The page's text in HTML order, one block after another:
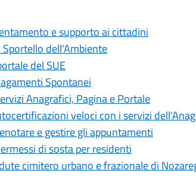
e supporto ai cittadini
dell'Ambiente
del SUE
Spontanei
Anagrafici, Pagina e Portale
veloci con i servizi
e gestire gli appuntamenti
di sosta per residenti
cimitero urbano e frazionale di